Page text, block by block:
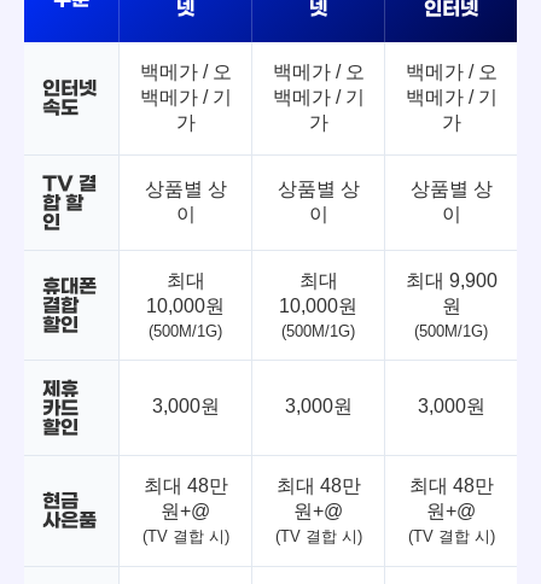
넷
넷
인터넷
인터넷
속도
백메가 / 오
백메가 / 기
가
백메가 / 오
백메가 / 기
가
백메가 / 오
백메가 / 기
가
TV 결
합 할
인
상품별 상
이
상품별 상
이
상품별 상
이
휴대폰
결합
할인
최대
10,000원
(500M/1G)
최대
10,000원
(500M/1G)
최대 9,900
원
(500M/1G)
제휴
카드
할인
3,000원 3,000원 3,000원
현금
사은품
최대 48만
원+@
(TV 결합 시)
최대 48만
원+@
(TV 결합 시)
최대 48만
원+@
(TV 결합 시)